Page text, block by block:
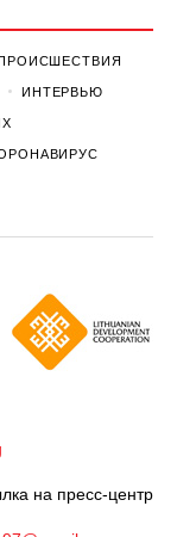
ИНТЕРВЬЮ
на пресс-центр